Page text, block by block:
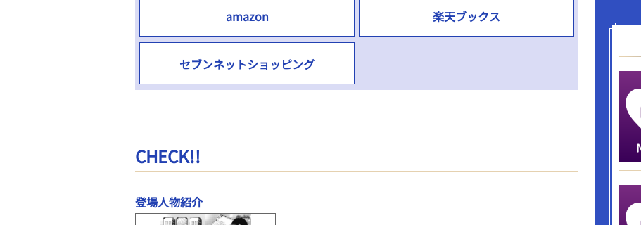
amazon 楽天ブックス
セブンネットショッピング
CHECK!!
登場人物紹介